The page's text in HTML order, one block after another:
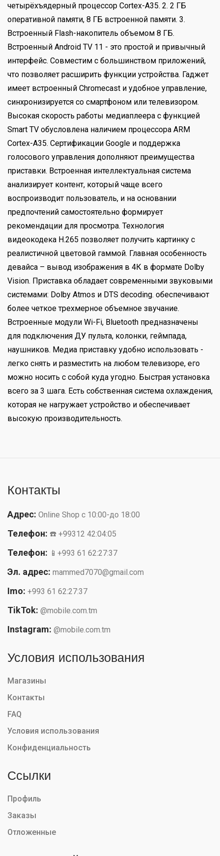
четырёхъядерный процессор Cortex-A35. 2. 2 ГБ
оперативной памяти, 8 ГБ встроенной памяти. 3.
Встроенный Flash-накопитель объемом 8 ГБ.
Встроенный Android TV 11 - это простой и привычный
интерфейс. Совместим с большинством приложений,
что позволяет расширить функции устройства. Гаджет
имеет встроенный Chromecast и удобное управление,
синхронизируется со смартфоном или телевизором.
Высокая скорость работы медиаплеера с функцией
Smart TV обусловлена наличием процессора ARM
Cortex-A35. Сертификации Google и поддержка
голосового управления дополняют преимущества
приставки. Встроенная интеллектуальная система
анализирует контент, который чаще всего
воспроизводит пользователь, и на основании
предпочтений самостоятельно формирует
рекомендации для просмотра. Технология
видеокодека H.265 позволяет получить картинку с
реалистичной цветовой гаммой. Главная особенность
девайса – вывод изображения в 4К в формате Dolby
Vision. Приставка обладает современными звуковыми
системами: Dolby Atmos и DTS decoding. обеспечивают
более четкое трехмерное объемное звучание.
Встроенные модули Wi-Fi, Bluetooth предназначены
для подключения ДУ пульта, колонки, геймпада,
наушников. Медиа приставку удобно использовать -
легко снять и разместить на любом телевизоре, его
можно носить с собой куда угодно. Быстрая установка
всего за 3 шага. Есть собственная система охлаждения,
которая не нагружает устройство и обеспечивает
высокую производительность.
Контакты
Адрес: Online Shop с 10:00-до 18:00
Телефон: ☎️ +99312 42:04:05
Телефон: 📱+993 61 62:27:37
Эл. адрес: mammed7070@gmail.com
Imo: +993 61 62:27:37
TikTok: @mobile.com.tm
Instagram: @mobile.com.tm
Условия использования
Магазины
Контакты
FAQ
Условия использования
Конфиденциальность
Ссылки
Профиль
Заказы
Отложенные